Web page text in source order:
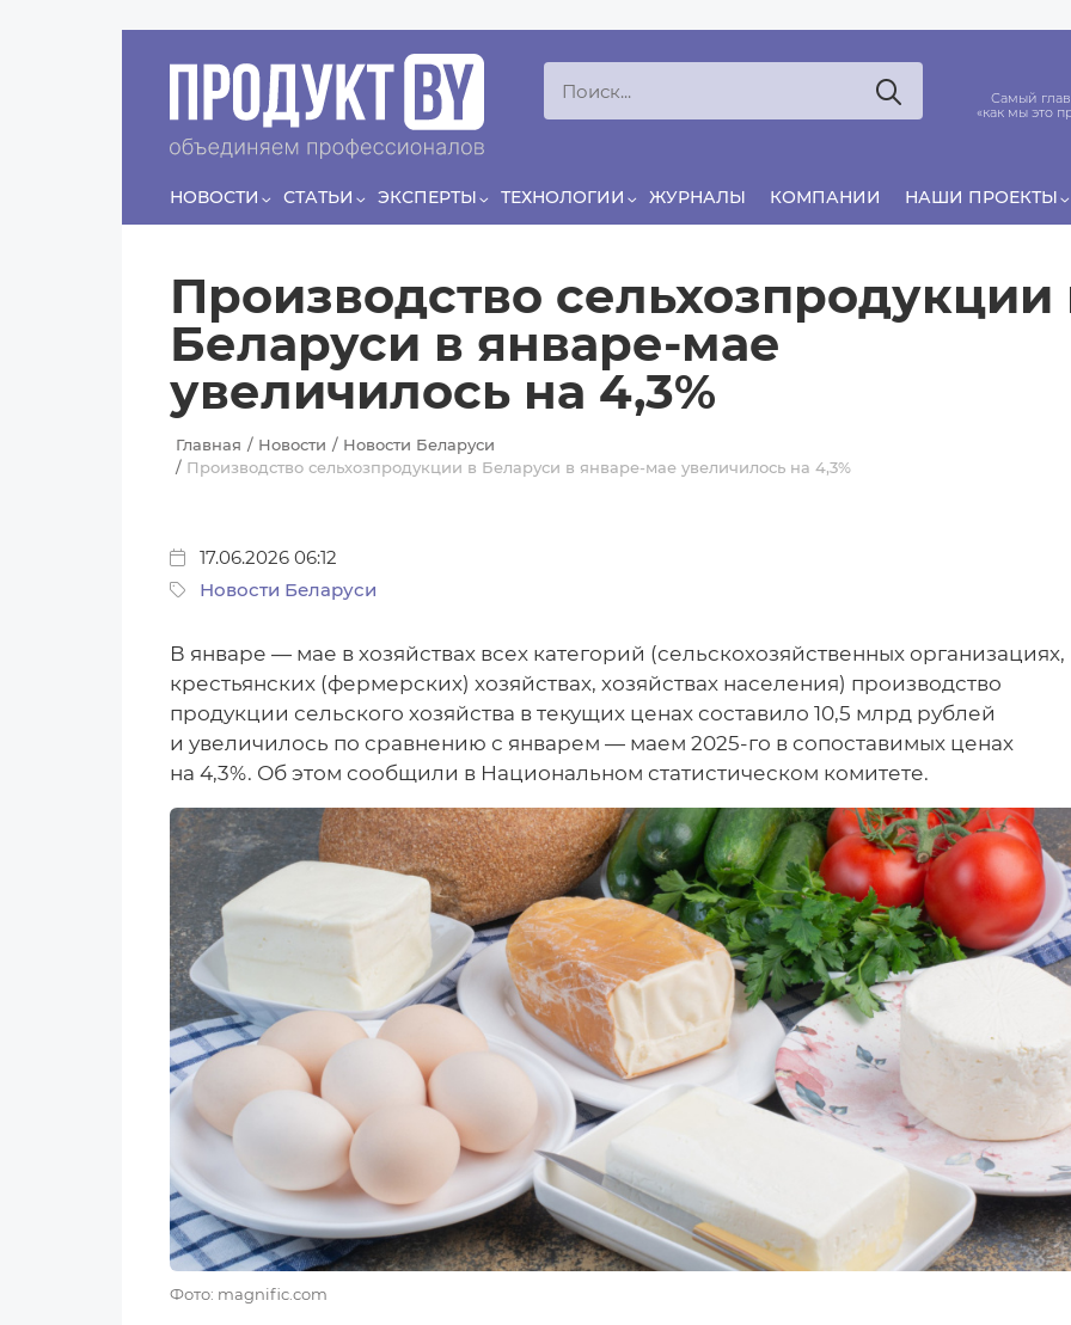
СергейЛЯШКО
Если у нас есть беспривязь, все животные
чипированы и есть программа-планировщик, на
проведение…
Принято считать, что еда — источник удовольствия,
вокруг…
Самый
«как мы это
НОВОСТИ СТАТЬИ ЭКСПЕРТЫ ТЕХНОЛОГИИ ЖУРНАЛЫ КОМПАНИИ НАШИ ПРОЕКТЫ
Производство сельхозпродукции
Беларуси в январе-мае
увеличилось на 4,3%
Главная Новости
Новости Беларуси
Производство сельхозпродукции в Беларуси в январе-мае увеличилось на 4,3%
17.06.2026 06:12
Новости Беларуси
В январе — мае в хозяйствах всех категорий (сельскохозяйственных организациях,
крестьянских (фермерских) хозяйствах, хозяйствах населения) производство
продукции сельского хозяйства в текущих ценах составило 10,5 млрд рублей
и увеличилось по сравнению с январем — маем 2025-го в сопоставимых ценах
на 4,3%. Об этом сообщили в Национальном статистическом комитете.
Фото: magnific.com